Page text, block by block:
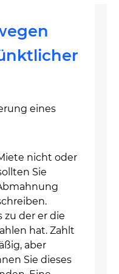
eines
nicht oder
Sie
zu der er die
hat. Zahlt
aber
Sie dieses